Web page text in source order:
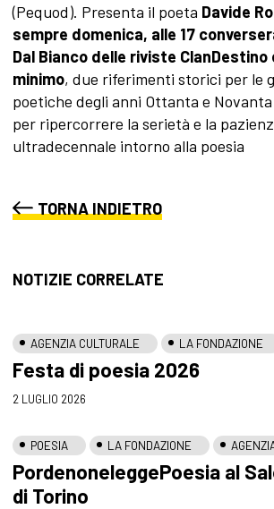
(Pequod). Presenta il poeta Davide
sempre domenica, alle 17
Dal Bianco delle riviste ClanDestino
minimo, due riferimenti storici per le
poetiche degli anni Ottanta e
per ripercorrere la serietà e la
ultradecennale intorno alla poesia
TORNA INDIETRO
NOTIZIE CORRELATE
AGENZIA CULTURALE LA FONDAZIONE
Festa di poesia 2026
2 LUGLIO 2026
POESIA LA FONDAZIONE
PordenoneleggePoesia al
di Torino